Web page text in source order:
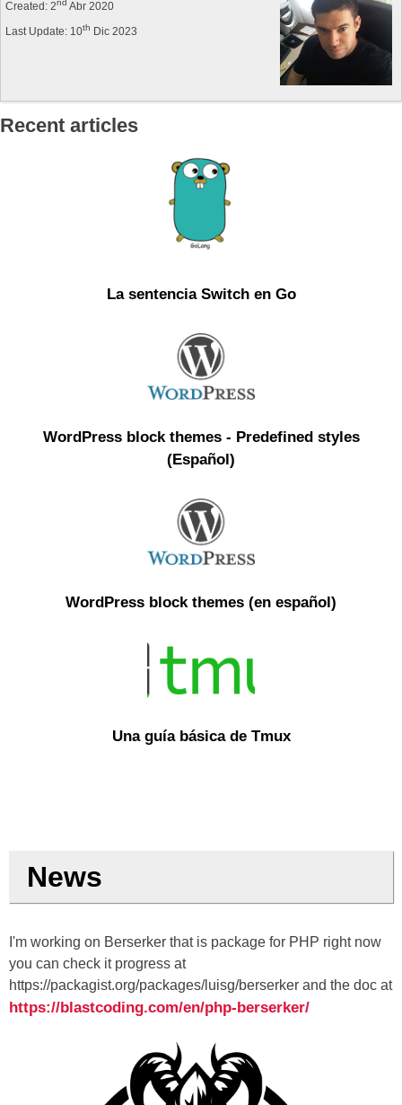
Created: 2nd Abr 2020
Last Update: 10th Dic 2023
Recent articles
La sentencia Switch en Go
WordPress block themes - Predefined styles
(Español)
WordPress block themes (en español)
Una guía básica de Tmux
News
I'm working on Berserker that is package for PHP right now
you can check it progress at
https://packagist.org/packages/luisg/berserker and the doc at
https://blastcoding.com/en/php-berserker/